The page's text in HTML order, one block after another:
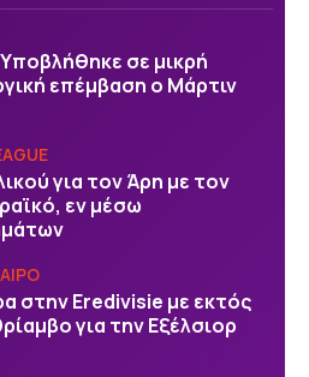
σε μικρή
επέμβαση ο Μάρτιν
για τον Άρη με τον
εν μέσω
στην Eredivisie με εκτός
για την Εξέλσιορ